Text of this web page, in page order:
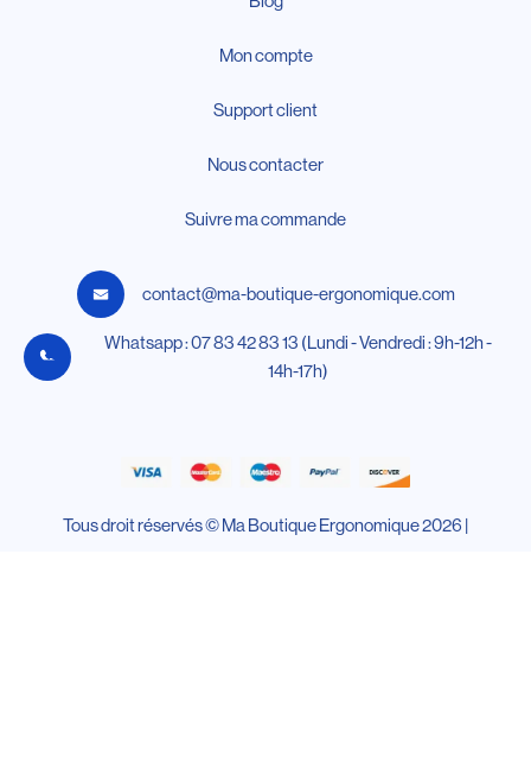
Mon compte
Support client
Nous contacter
Suivre ma commande
contact@ma-boutique-ergonomique.com
Whatsapp : 07 83 42 83 13 (Lundi - Vendredi : 9h-12h -
14h-17h)
Tous droit réservés © Ma Boutique Ergonomique 2026 |